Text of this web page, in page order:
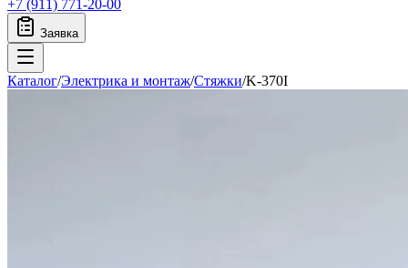
+7 (911) 771-20-00
Заявка
Каталог/Электрика и монтаж/Стяжки/K-370I